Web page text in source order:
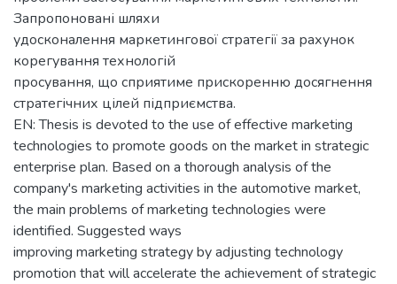
Запропоновані шляхи
удосконалення маркетингової стратегії за рахунок
корегування технологій
просування, що сприятиме прискоренню досягнення
стратегічних цілей підприємства.
EN: Thesis is devoted to the use of effective marketing
technologies to promote goods on the market in strategic
enterprise plan. Based on a thorough analysis of the
company's marketing activities in the automotive market,
the main problems of marketing technologies were
identified. Suggested ways
improving marketing strategy by adjusting technology
promotion that will accelerate the achievement of strategic